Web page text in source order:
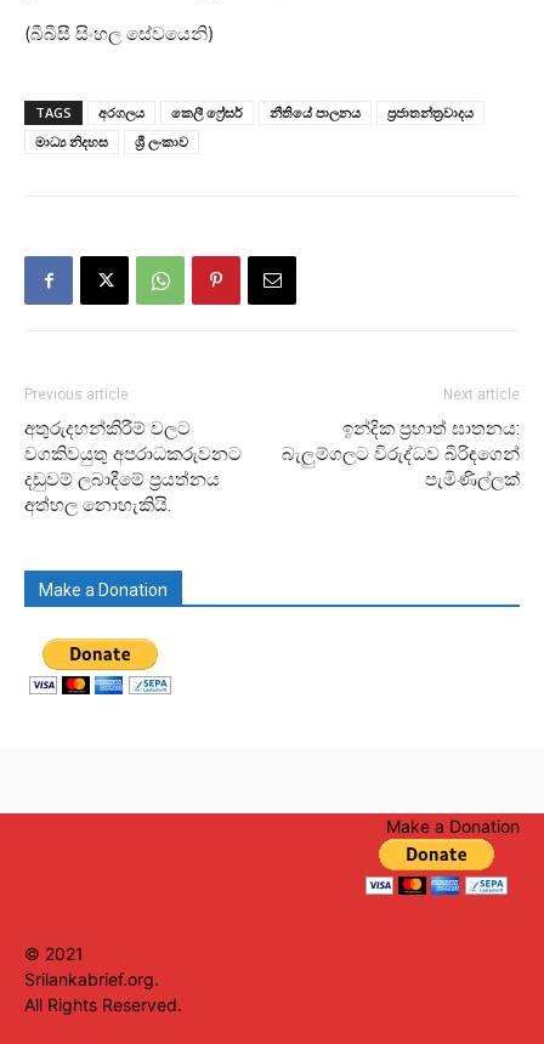
(බීබීසී සිංහල සේවයෙනි)
TAGS අරගලය කෙලී ෆ්‍රේසර් නීතියේ පාලනය
ප්‍රජාතන්ත්‍රවාදය
මාධ්‍ය නිදහස
ශ්‍රී ලංකාව
Previous article
අතුරුදහන්කිරීම් වලට
වගකිවයුතු අපරාධකරුවනට
දඩුවම් ලබාදීමේ ප්‍රයත්නය
අත්හල නොහැකියි.
Next article
ඉන්දික ප්‍රභාත් ඝාතනය:
බැලුම්ගලට විරුද්ධව බිරිඳගෙන්
පැමිණිල්ලක්
Make a Donation
Make a Donation
© 2021
Srilankabrief.org.
All Rights Reserved.